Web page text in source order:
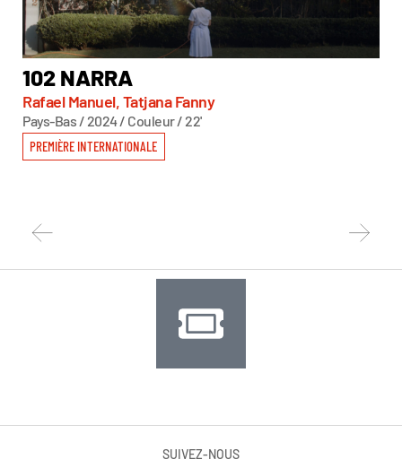
102 NARRA
Rafael Manuel, Tatjana Fanny
Pays-Bas / 2024 / Couleur / 22'
PREMIÈRE INTERNATIONALE
SUIVEZ-NOUS